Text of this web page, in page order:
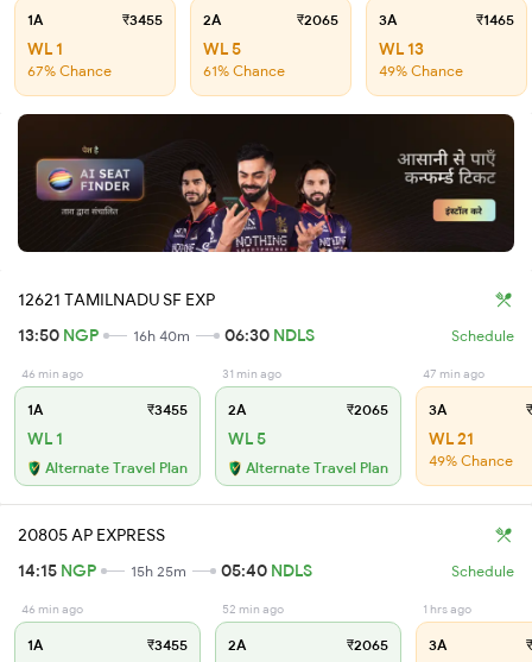
1A ₹3455
WL 1
67% Chance
2A ₹2065
WL 5
61% Chance
3A ₹1465
WL 13
49% Chance
12621 TAMILNADU SF EXP
13:50 NGP 16h 40m 06:30 NDLS Schedule
46 min ago
1A ₹3455
WL 1
Alternate Travel Plan
31 min ago
2A ₹2065
WL 5
Alternate Travel Plan
47 min ago
3A
WL 21
49% Chance
20805 AP EXPRESS
14:15 NGP 15h 25m 05:40 NDLS Schedule
46 min ago
1A ₹3455
52 min ago
2A ₹2065
1 hrs ago
3A